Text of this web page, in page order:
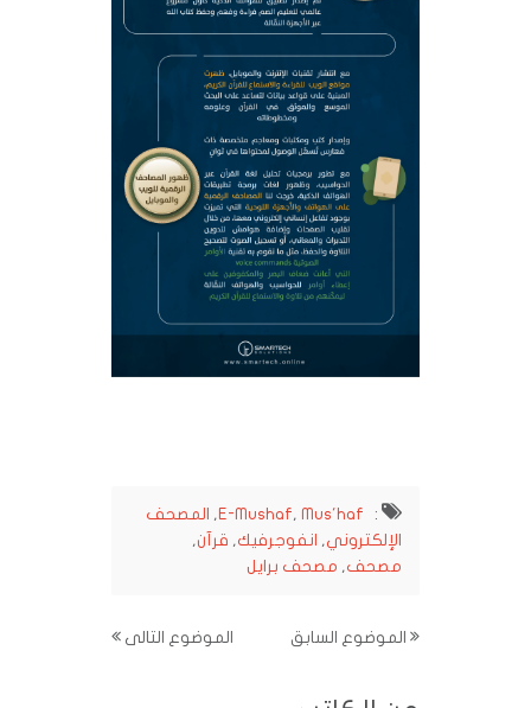
:
E-Mushaf, Mus'haf
, المصحف
الإلكتروني, انفوجرفيك, قرآن,
مصحف, مصحف برايل
الموضوع السابق الموضوع التالى